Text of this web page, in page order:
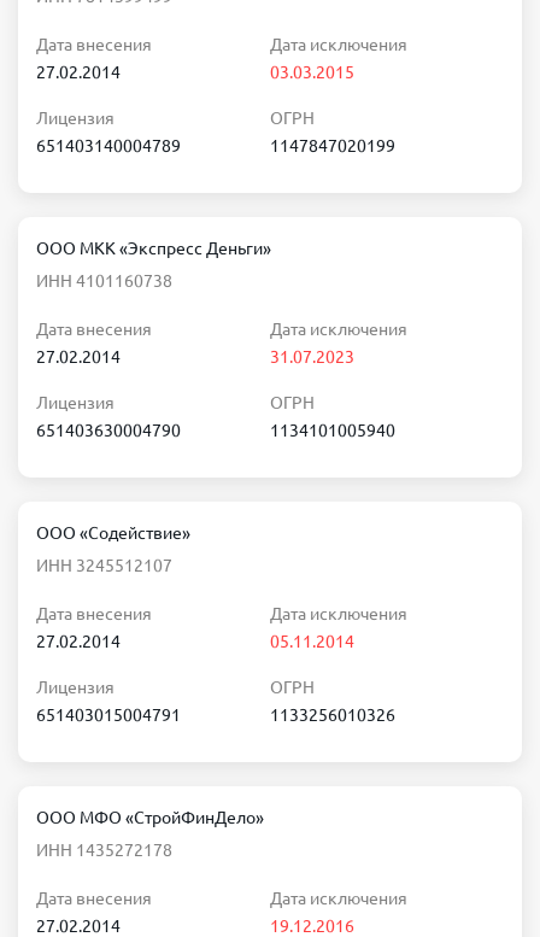
Дата внесения
27.02.2014
Дата исключения
03.03.2015
Лицензия
651403140004789
ОГРН
1147847020199
ООО МКК «Экспресс Деньги»
ИНН 4101160738
Дата внесения
27.02.2014
Дата исключения
31.07.2023
Лицензия
651403630004790
ОГРН
1134101005940
ООО «Содействие»
ИНН 3245512107
Дата внесения
27.02.2014
Дата исключения
05.11.2014
Лицензия
651403015004791
ОГРН
1133256010326
ООО МФО «СтройФинДело»
ИНН 1435272178
Дата внесения
27.02.2014
Дата исключения
19.12.2016